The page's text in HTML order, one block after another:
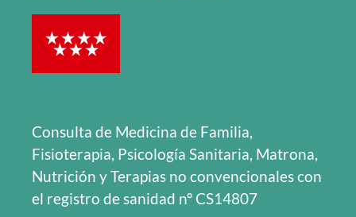
Consulta de Medicina de Familia,
Fisioterapia, Psicología Sanitaria, Matrona,
Nutrición y Terapias no convencionales con
el registro de sanidad nº CS14807